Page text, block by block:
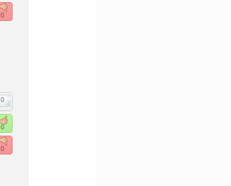
0
0
0
0